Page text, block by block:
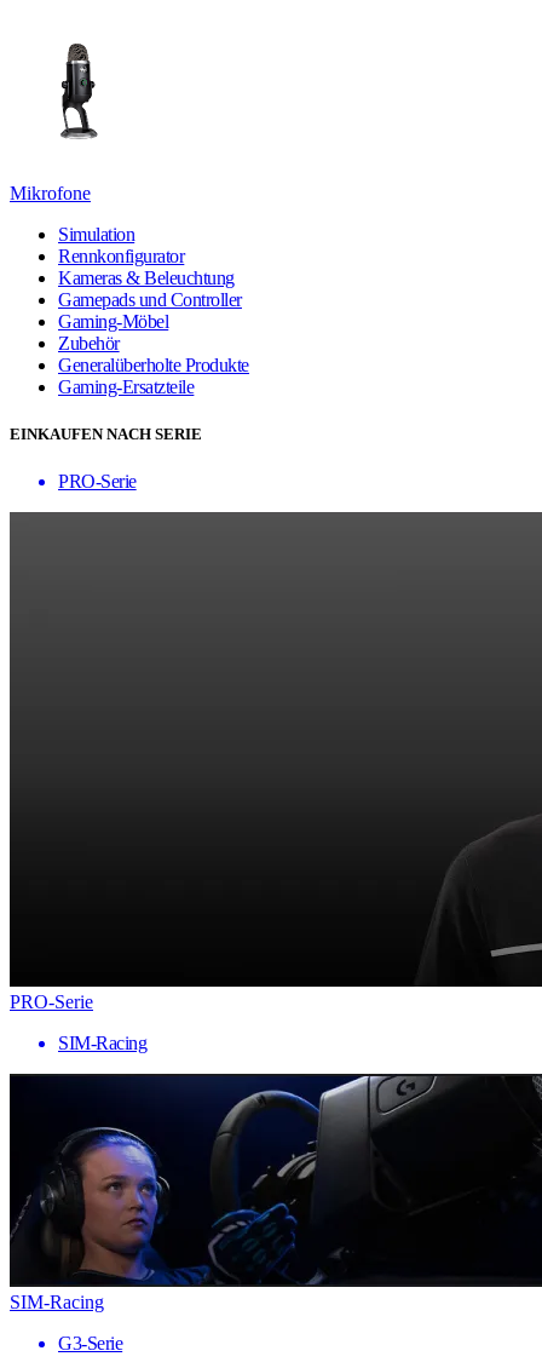
Mikrofone
Simulation
Rennkonfigurator
Kameras & Beleuchtung
Gamepads und Controller
Gaming-Möbel
Zubehör
Generalüberholte Produkte
Gaming-Ersatzteile
EINKAUFEN NACH SERIE
PRO-Serie
PRO-Serie
SIM-Racing
SIM-Racing
G3-Serie